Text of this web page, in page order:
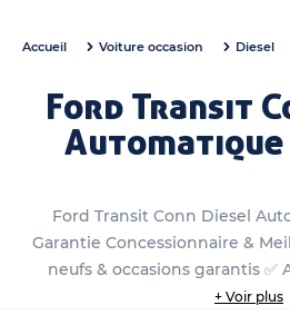
Accueil Voiture occasion Diesel
Ford Transit
Automatique
Ford Transit Conn Diesel
Garantie Concessionnaire &
neufs & occasions garantis ✅
concession
+ Voir plus